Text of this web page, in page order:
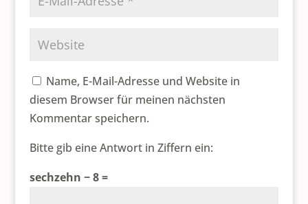
Name, E-Mail-Adresse und Website in
diesem Browser für meinen nächsten
Kommentar speichern.
Bitte gib eine Antwort in Ziffern ein:
sechzehn − 8 =